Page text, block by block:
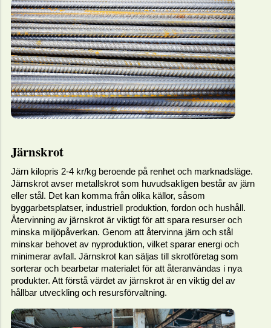
Järnskrot
Järn kilopris 2-4 kr/kg beroende på renhet och marknadsläge.
Järnskrot avser metallskrot som huvudsakligen består av järn
eller stål. Det kan komma från olika källor, såsom
byggarbetsplatser, industriell produktion, fordon och hushåll.
Återvinning av järnskrot är viktigt för att spara resurser och
minska miljöpåverkan. Genom att återvinna järn och stål
minskar behovet av nyproduktion, vilket sparar energi och
minimerar avfall. Järnskrot kan säljas till skrotföretag som
sorterar och bearbetar materialet för att återanvändas i nya
produkter. Att förstå värdet av järnskrot är en viktig del av
hållbar utveckling och resursförvaltning.